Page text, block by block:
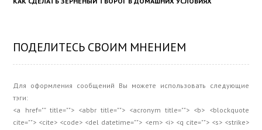
ПОДЕЛИТЕСЬ СВОИМ МНЕНИЕМ
Для оформления сообщений Вы можете использовать следующие
тэги:
<a href="" title=""> <abbr title=""> <acronym title=""> <b> <blockquote
cite=""> <cite> <code> <del datetime=""> <em> <i> <q cite=""> <s> <strike>